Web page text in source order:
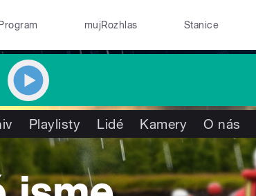
Program mujRozhlas Stanice
Playlisty Lidé Kamery O nás